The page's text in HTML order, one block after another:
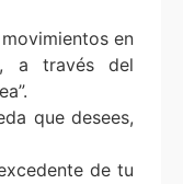
en
a través del
que desees,
de tu